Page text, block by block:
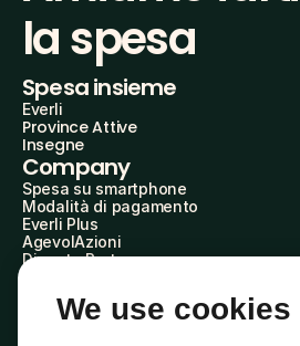
la spesa
Spesa insieme
Everli
Province Attive
Insegne
Company
Spesa su smartphone
Modalità di pagamento
Everli Plus
AgevolAzioni
Diventa Partner
Everli Shoppers
About Us
We use cookies